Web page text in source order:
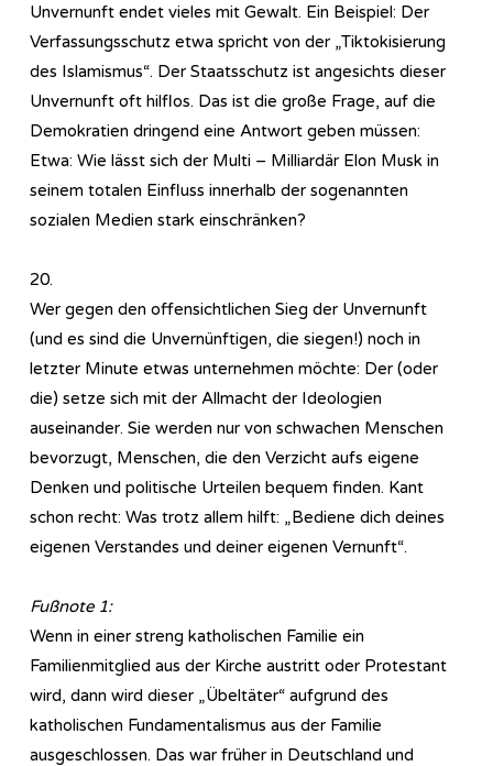
Unvernunft endet vieles mit Gewalt. Ein Beispiel: Der
Verfassungsschutz etwa spricht von der „Tiktokisierung
des Islamismus“. Der Staatsschutz ist angesichts dieser
Unvernunft oft hilflos. Das ist die große Frage, auf die
Demokratien dringend eine Antwort geben müssen:
Etwa: Wie lässt sich der Multi – Milliardär Elon Musk in
seinem totalen Einfluss innerhalb der sogenannten
sozialen Medien stark einschränken?
20.
Wer gegen den offensichtlichen Sieg der Unvernunft
(und es sind die Unvernünftigen, die siegen!) noch in
letzter Minute etwas unternehmen möchte: Der (oder
die) setze sich mit der Allmacht der Ideologien
auseinander. Sie werden nur von schwachen Menschen
bevorzugt, Menschen, die den Verzicht aufs eigene
Denken und politische Urteilen bequem finden. Kant
schon recht: Was trotz allem hilft: „Bediene dich deines
eigenen Verstandes und deiner eigenen Vernunft“.
Fußnote 1:
Wenn in einer streng katholischen Familie ein
Familienmitglied aus der Kirche austritt oder Protestant
wird, dann wird dieser „Übeltäter“ aufgrund des
katholischen Fundamentalismus aus der Familie
ausgeschlossen. Das war früher in Deutschland und